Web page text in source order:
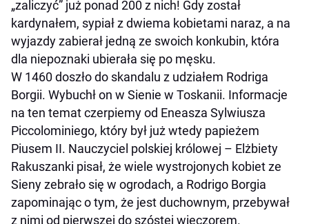
„zaliczyć” już ponad 200 z nich! Gdy został
kardynałem, sypiał z dwiema kobietami naraz, a na
wyjazdy zabierał jedną ze swoich konkubin, która
dla niepoznaki ubierała się po męsku.
W 1460 doszło do skandalu z udziałem Rodriga
Borgii. Wybuchł on w Sienie w Toskanii. Informacje
na ten temat czerpiemy od Eneasza Sylwiusza
Piccolominiego, który był już wtedy papieżem
Piusem II. Nauczyciel polskiej królowej – Elżbiety
Rakuszanki pisał, że wiele wystrojonych kobiet ze
Sieny zebrało się w ogrodach, a Rodrigo Borgia
zapominając o tym, że jest duchownym, przebywał
z nimi od pierwszej do szóstej wieczorem.